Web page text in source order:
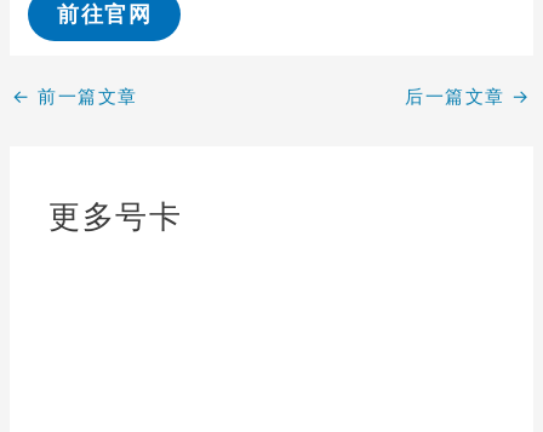
前往官网
← 前一篇文章 后一篇文章 →
更多号卡